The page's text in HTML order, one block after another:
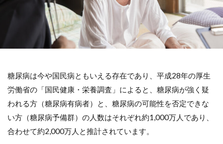
糖尿病は今や国民病ともいえる存在であり、平成28年の厚生
労働省の「国民健康・栄養調査」によると、糖尿病が強く疑
われる方（糖尿病有病者）と、糖尿病の可能性を否定できな
い方（糖尿病予備群）の人数はそれぞれ約1,000万人であり、
合わせて約2,000万人と推計されています。